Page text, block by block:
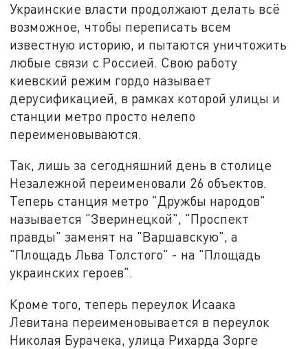
Украинские власти продолжают делать всё
возможное, чтобы переписать всем
известную историю, и пытаются уничтожить
любые связи с Россией. Свою работу
киевский режим гордо называет
дерусификацией, в рамках которой улицы и
станции метро просто нелепо
переименовываются.
Так, лишь за сегодняшний день в столице
Незалежной переименовали 26 объектов.
Теперь станция метро "Дружбы народов"
называется "Зверинецкой", "Проспект
правды" заменят на "Варшавскую", а
"Площадь Льва Толстого" - на "Площадь
украинских героев".
Кроме того, теперь переулок Исаака
Левитана переименовывается в переулок
Николая Бурачека, улица Рихарда Зорге